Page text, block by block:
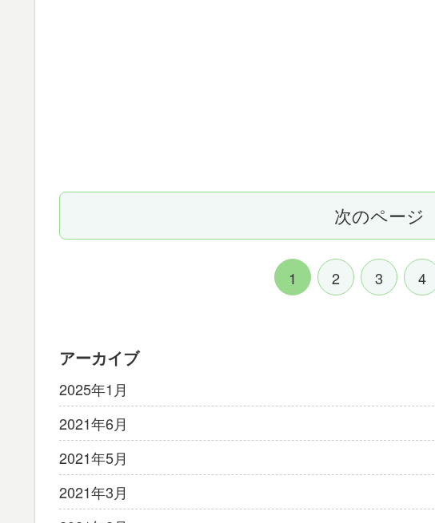
次のページ
1 2 3 4
アーカイブ
2025年1月
2021年6月
2021年5月
2021年3月